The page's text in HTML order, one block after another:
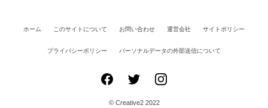
ホーム このサイトについて お問い合わせ 運営会社 サイトポリシー
プライバシーポリシー パーソナルデータの外部送信について
© Creative2 2022